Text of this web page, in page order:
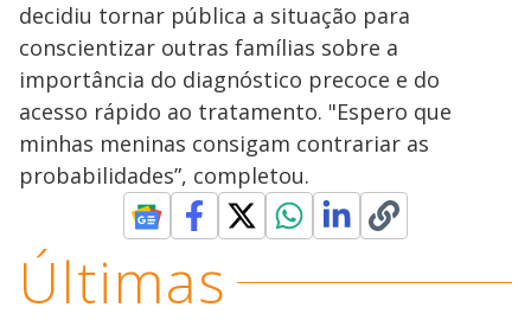
decidiu tornar pública a situação para
conscientizar outras famílias sobre a
importância do diagnóstico precoce e do
acesso rápido ao tratamento. "Espero que
minhas meninas consigam contrariar as
probabilidades”, completou.
Últimas